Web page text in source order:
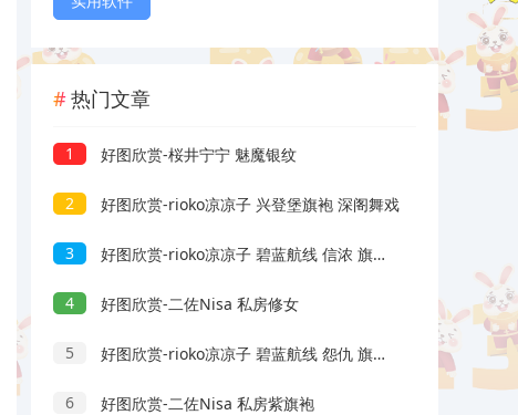
热门文章
1 好图欣赏-桜井宁宁 魅魔银纹
2 好图欣赏-rioko凉凉子 兴登堡旗袍 深阁舞戏
3 好图欣赏-rioko凉凉子 碧蓝航线 信浓 旗袍 相融一梦
4 好图欣赏-二佐Nisa 私房修女
5 好图欣赏-rioko凉凉子 碧蓝航线 怨仇 旗袍 杯盏盈芳华
6 好图欣赏-二佐Nisa 私房紫旗袍